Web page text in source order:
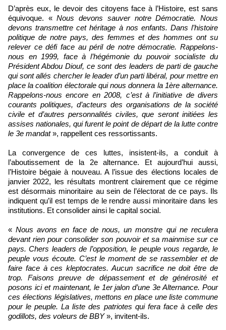
D’après eux, le devoir des citoyens face à l’Histoire, est sans
équivoque. «Nous devons sauver notre Démocratie. Nous
devons transmettre cet héritage à nos enfants. Dans l’histoire
politique de notre pays, des femmes et des hommes ont su
relever ce défi face au péril de notre démocratie. Rappelons-
nous en 1999, face à l’hégémonie du pouvoir socialiste du
Président Abdou Diouf, ce sont des leaders de parti de gauche
qui sont allés chercher le leader d’un parti libéral, pour mettre en
place la coalition électorale qui nous donnera la 1ère alternance.
Rappelons-nous encore en 2008, c’est à l’initiative de divers
courants politiques, d’acteurs des organisations de la société
civile et d’autres personnalités civiles, que seront initiées les
assises nationales, qui furent le point de départ de la lutte contre
le 3e mandat», rappellent ces ressortissants.
La convergence de ces luttes, insistent-ils, a conduit à
l’aboutissement de la 2e alternance. Et aujourd’hui aussi,
l’Histoire bégaie à nouveau. A l’issue des élections locales de
janvier 2022, les résultats montrent clairement que ce régime
est désormais minoritaire au sein de l’électorat de ce pays. Ils
indiquent qu’il est temps de le rendre aussi minoritaire dans les
institutions. Et consolider ainsi le capital social.
«Nous avons en face de nous, un monstre qui ne reculera
devant rien pour consolider son pouvoir et sa mainmise sur ce
pays. Chers leaders de l’opposition, le peuple vous regarde, le
peuple vous écoute. C’est le moment de se rassembler et de
faire face à ces kleptocrates. Aucun sacrifice ne doit être de
trop. Faisons preuve de dépassement et de générosité et
posons ici et maintenant, le 1er jalon d’une 3e Alternance. Pour
ces élections législatives, mettons en place une liste commune
pour le peuple. La liste des patriotes qui fera face à celle des
godillots, des voleurs de BBY», invitent-ils.